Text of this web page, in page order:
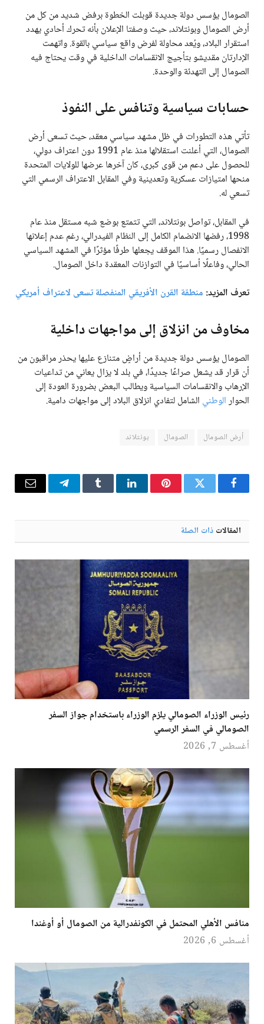
الصومال يؤسس دولة جديدة قوبلت الخطوة برفض شديد من كل من
أرض الصومال وبونتلاند، حيث وصفتا الإعلان بأنه تحرك أحادي يهدد
استقرار البلاد، ويُعد محاولة لفرض واقع سياسي بالقوة. واتهمت
الإدارتان مقديشو بتأجيج الانقسامات الداخلية في وقت يحتاج فيه
الصومال إلى التهدئة والوحدة.
حسابات سياسية وتنافس على النفوذ
تأتي هذه التطورات في ظل مشهد سياسي معقد، حيث تسعى أرض
الصومال، التي أعلنت استقلالها منذ عام 1991 دون اعتراف دولي،
للحصول على دعم من قوى كبرى، كان آخرها عرضها للولايات المتحدة
منحها امتيازات عسكرية وتعدينية وفي المقابل الاعتراف الرسمي التي
تسعي له.
في المقابل، تواصل بونتلاند، التي تتمتع بوضع شبه مستقل منذ عام
1998، رفضها الانضمام الكامل إلى النظام الفيدرالي، رغم عدم إعلانها
الانفصال رسميًا. هذا الموقف يجعلها طرفًا مؤثرًا في المشهد السياسي
الحالي، وفاعلًا أساسيًا في التوازنات المعقدة داخل الصومال.
تعرف المزيد: منطقة القرن الأفريقي المنفصلة تسعى لاعتراف أمريكي
مخاوف من انزلاق إلى مواجهات داخلية
الصومال يؤسس دولة جديدة من أراضٍ متنازع عليها يحذر مراقبون من
أن قرار قد يشعل صراعًا جديدًا، في بلد لا يزال يعاني من تداعيات
الإرهاب والانقسامات السياسية ويطالب البعض بضرورة العودة إلى
الحوارالوطني الشامل لتفادي انزلاق البلاد إلى مواجهات دامية.
أرض الصومال الصومال بونتلاند
فيسبوكتويتر بينتيريستلينكدإن Tumblr تيلقرام البريد
المقالات ذات الصلة
رئيس الوزراء الصومالي يلزم الوزراء باستخدام جواز السفر
الصومالي في السفر الرسمي
أغسطس 7, 2026
منافس الأهلي المحتمل في الكونفدرالية من الصومال أو أوغندا
أغسطس 6, 2026